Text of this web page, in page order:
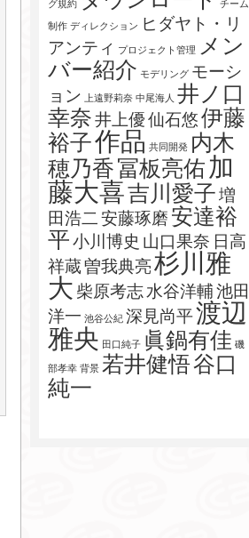
グ規約 チーム
制作 ディレクション
ヒダヤト・リ
アンティ
プロジェクト管理
メン
バー紹介 モデリング モーシ
ョン
上遠野莉奈 中尾海人 井ノ口
幸奈井上優仙石悠伊藤
裕子作品 共同開発 内木
穂乃香冨板亮佑 加
藤大喜吉川愛子増
田浩二安藤琢磨 安達裕
平小川博史 山口果奈 日高
祥蔵曽我典亮杉川雅
大 柴原考志水谷洋輔池田
洋一 池谷公紀 深見尚平渡辺
雅央 田口純子 眞鍋有佳 磯
部孝幸 背景 若井健悟谷口
純一